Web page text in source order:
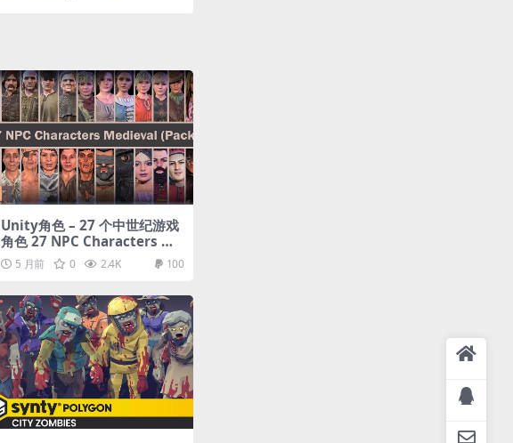
Unity角色 – 27 个中世纪游戏
角色 27 NPC Characters Me
dieval (Pack)
5 月前 0 2.4K 100